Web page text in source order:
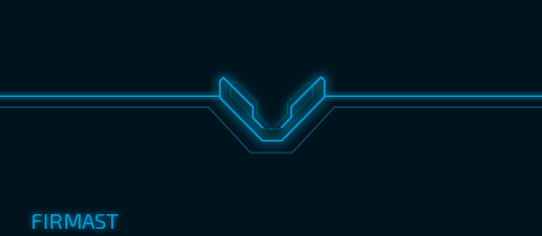
FIRMAST